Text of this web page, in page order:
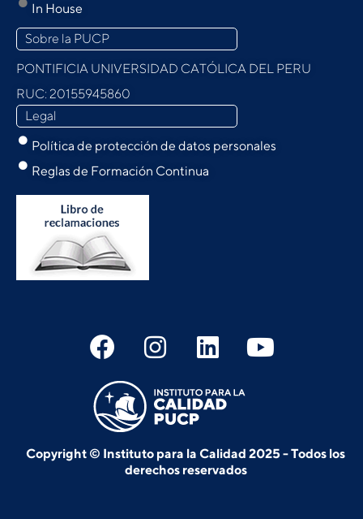
In House
Sobre la PUCP
PONTIFICIA UNIVERSIDAD CATÓLICA DEL PERU
RUC: 20155945860
Legal
Política de protección de datos personales
Reglas de Formación Continua
Copyright © Instituto para la Calidad 2025 - Todos los
derechos reservados